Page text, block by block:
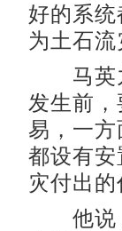
好的系
为土石流
马英九
发生前
易，一
都设有
灾付出的
他说，